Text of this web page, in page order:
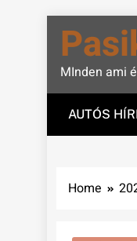
content
MInden ami
AUTÓS
Home